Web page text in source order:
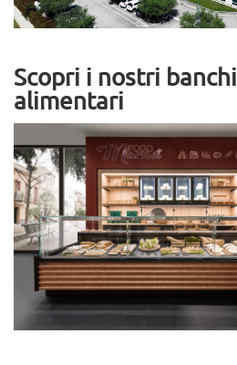
Scopri i nostri banchi
alimentari